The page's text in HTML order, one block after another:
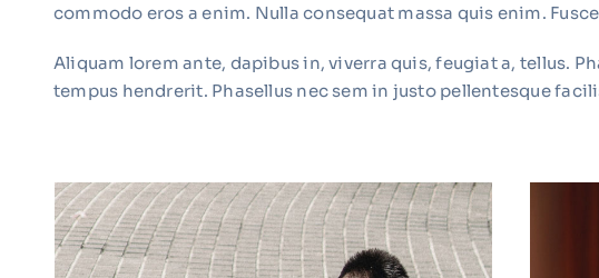
commodo eros a enim. Nulla consequat massa quis enim.
Aliquam lorem ante, dapibus in, viverra quis, feugiat a, tellus.
tempus hendrerit. Phasellus nec sem in justo pellentesque